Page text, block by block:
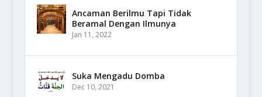
Ancaman Berilmu Tapi Tidak
Beramal Dengan Ilmunya
Jan 11, 2022
Suka Mengadu Domba
Dec 10, 2021